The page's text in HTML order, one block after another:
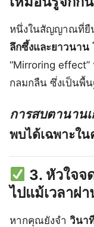
หนึ่งในสัญญาณที่ยื
ลึกซึ้งและยาวนาน
“Mirroring effect”
กลมกลืน ซึ่งเป็นพื้
การสบตานาน
พบได้เฉพาะใ
3. หัวใจจ
ไปแม้เวลาผ่า
หากคุณยังจำ วินา